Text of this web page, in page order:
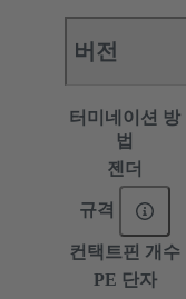
버전
터미네이션 방
법
젠더
규격
컨택트핀 개수
PE 단자